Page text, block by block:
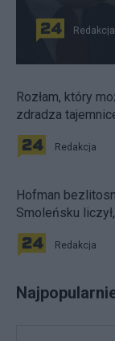
Redakcja
Rozłam, który
zdradza
Redakcja
Hofman
Smoleńsku
Redakcja